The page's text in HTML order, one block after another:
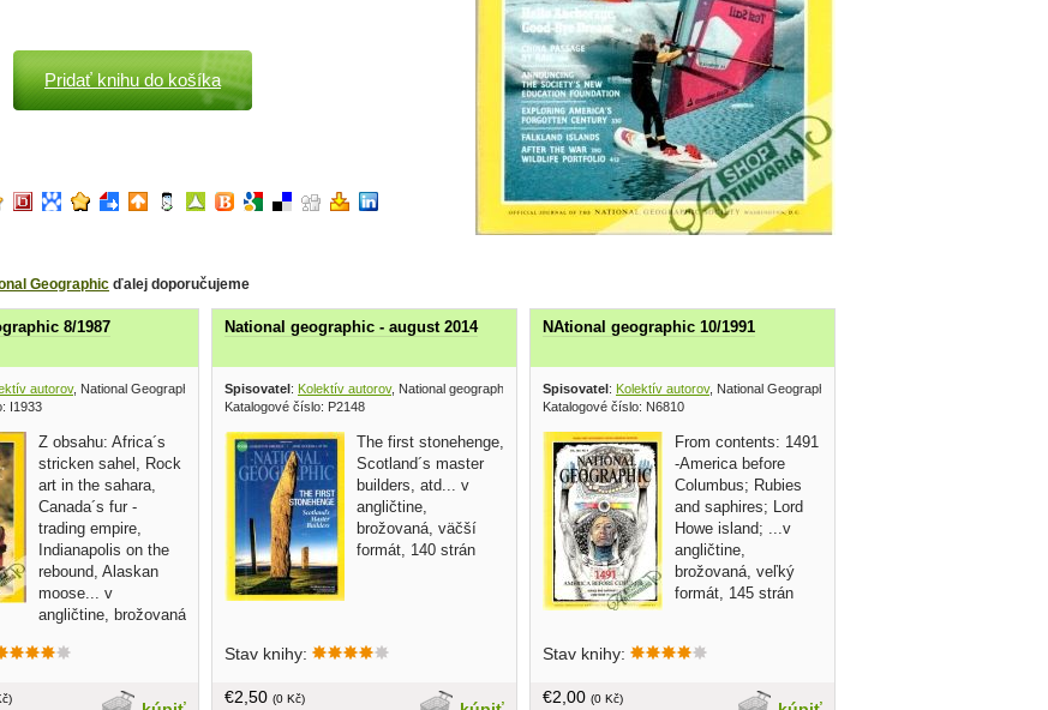
Pridať knihu do košíka
Geographic ďalej doporučujeme
8/1987
autorov, National Geographic Society 1987
I1933
Z obsahu: Africa´s
stricken sahel, Rock
art in the sahara,
Canada´s fur -
trading empire,
Indianapolis on the
rebound, Alaskan
moose... v
angličtine, brožovaná
National geographic - august 2014
Spisovatel: Kolektív autorov, National geographic society 2014
Katalogové číslo: P2148
The first stonehenge,
Scotland´s master
builders, atd... v
angličtine,
brožovaná, väčší
formát, 140 strán
Stav knihy:
€2,50 (0 Kč)
NAtional geographic 10/1991
Spisovatel: Kolektív autorov, National Geographic society 1991
Katalogové číslo: N6810
From contents: 1491
-America before
Columbus; Rubies
and saphires; Lord
Howe island; ...v
angličtine,
brožovaná, veľký
formát, 145 strán
Stav knihy:
€2,00 (0 Kč)